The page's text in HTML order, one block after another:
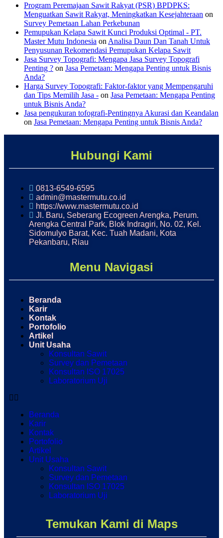
Program Peremajaan Sawit Rakyat (PSR) BPDPKS:
Menguatkan Sawit Rakyat, Meningkatkan Kesejahteraan on
Survey Pemetaan Lahan Perkebunan
Pemupukan Kelapa Sawit Kunci Produksi Optimal - PT.
Master Mutu Indonesia on Analisa Daun Dan Tanah Untuk
Penyusunan Rekomendasi Pemupukan Kelapa Sawit
Jasa Survey Topografi: Mengapa Jasa Survey Topografi
Penting ? on Jasa Pemetaan: Mengapa Penting untuk Bisnis
Anda?
Harga Survey Topografi: Faktor-faktor yang Mempengaruhi
dan Tips Memilih Jasa - on Jasa Pemetaan: Mengapa Penting
untuk Bisnis Anda?
Jasa pengukuran tofografi-Pentingnya Akurasi dan Keandalan
on Jasa Pemetaan: Mengapa Penting untuk Bisnis Anda?
Hubungi Kami
0813-6549-6595
admin@mastermutu.co.id
https://www.mastermutu.co.id
Jl. Baru, Seberang Ecogreen Arengka, Perum.
Arengka Central Park, Blok Indragiri, No. 02, Kel.
Sidomulyo Barat, Kec. Tuah Madani, Kota
Pekanbaru, Riau
Menu Navigasi
Beranda
Karir
Kontak
Portofolio
Artikel
Unit Usaha
Konsultan Sawit
Survey dan Pemetaan
Konsultan ISO 17025
Laboratorium Uji
Beranda
Karir
Kontak
Portofolio
Artikel
Unit Usaha
Konsultan Sawit
Survey dan Pemetaan
Konsultan ISO 17025
Laboratorium Uji
Temukan Kami di Maps